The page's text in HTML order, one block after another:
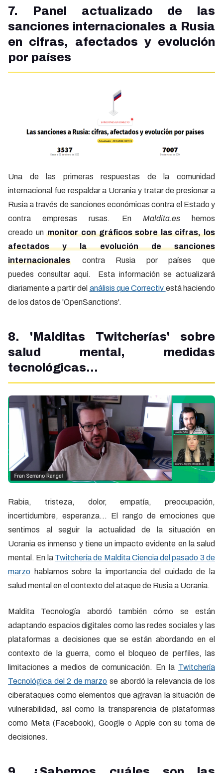
7. Panel actualizado de las
sanciones internacionales a Rusia
en cifras, afectados y evolución
por países
Una de las primeras respuestas de la comunidad
internacional fue respaldar a Ucrania y tratar de presionar a
Rusia a través de sanciones económicas contra el Estado y
contra empresas rusas. En Maldita.eshemos
creado unmonitor con gráficos sobre las cifras, los
afectados y la evolución de sanciones
internacionales
contra Rusia por países que
puedes consultar aquí. Esta información se actualizará
diariamente a partir del análisis que Correctiv está haciendo
de los datos de 'OpenSanctions'.
8. 'Malditas Twitcherías' sobre
salud mental, medidas
tecnológicas...
Rabia, tristeza, dolor, empatía, preocupación,
incertidumbre, esperanza… El rango de emociones que
sentimos al seguir la actualidad de la situación en
Ucrania es inmenso y tiene un impacto evidente en la salud
mental. En la Twitchería de Maldita Ciencia del pasado 3 de
marzo hablamos sobre la importancia del cuidado de la
salud mental en el contexto del ataque de Rusia a Ucrania.
Maldita Tecnología abordó también cómo se están
adaptando espacios digitales como las redes sociales y las
plataformas a decisiones que se están abordando en el
contexto de la guerra, como el bloqueo de perfiles, las
limitaciones a medios de comunicación. En la Twitchería
Tecnológica del 2 de marzo se abordó la relevancia de los
ciberataques como elementos que agravan la situación de
vulnerabilidad, así como la transparencia de plataformas
como Meta (Facebook), Google o Apple con su toma de
decisiones.